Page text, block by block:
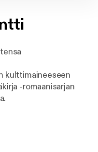
kulttimaineeseen
-romaanisarjan
Justiina menee jo
temmeltää